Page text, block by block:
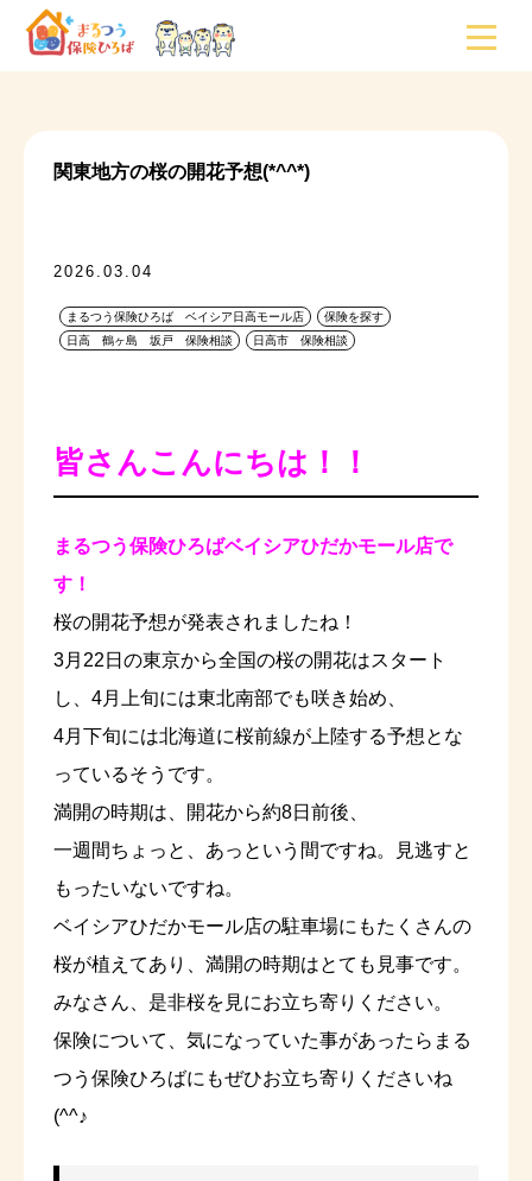
関東地方の桜の開花予想(*^^*)
2026.03.04
まるつう保険ひろば ベイシア日高モール店
保険を探す
日高 鶴ヶ島 坂戸 保険相談
日高市 保険相談
皆さんこんにちは！！
まるつう保険ひろばベイシアひだかモール店で
す！
桜の開花予想が発表されましたね！
3月22日の東京から全国の桜の開花はスタート
し、4月上旬には東北南部でも咲き始め、
4月下旬には北海道に桜前線が上陸する予想とな
っているそうです。
満開の時期は、開花から約8日前後、
一週間ちょっと、あっという間ですね。見逃すと
もったいないですね。
ベイシアひだかモール店の駐車場にもたくさんの
桜が植えてあり、満開の時期はとても見事です。
みなさん、是非桜を見にお立ち寄りください。
保険について、気になっていた事があったらまる
つう保険ひろばにもぜひお立ち寄りくださいね
(^^♪